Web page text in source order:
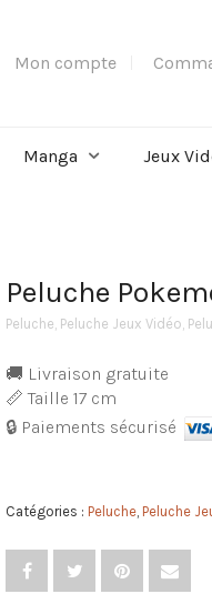
Mon compte
Manga Jeux
Peluche
Peluche Peluche Jeux Vidéo
🚚 Livraison gratuite
📏 Taille 17 cm
🔒 Paiements sécurisé
Catégories : Peluche Peluche